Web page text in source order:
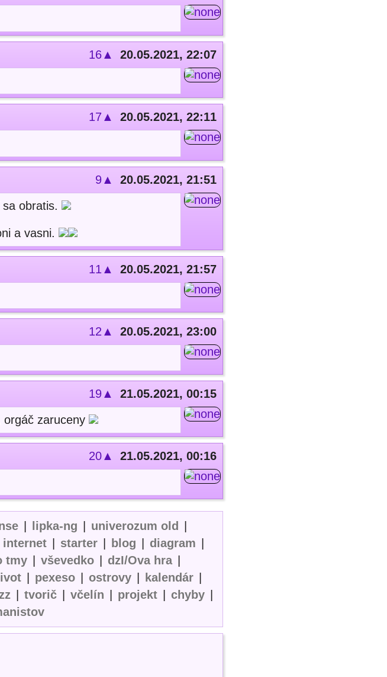
16▲
20.05.2021, 22:07
17▲ 20.05.2021, 22:11
9▲
20.05.2021, 21:51
obratis.
a vasni.
11▲
20.05.2021, 21:57
12▲
20.05.2021, 23:00
19▲
21.05.2021, 00:15
orgáč zaruceny
20▲
21.05.2021, 00:16
lipka-ng univerozum old
internet starter blog diagram
tmy vševedko dzI/Ova hra
pexeso ostrovy kalendár
tvorič včelín projekt chyby